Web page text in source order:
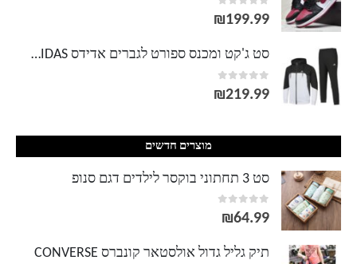
0
out of 5
₪199.99
סט ג'קט ומכנס ספורט לגברים אדידס ADIDAS
0
out of 5
₪219.99
מוצרים חדשים
סט 3 תחתוני בוקסר לילדים דגם סנופ
0
out of 5
₪64.99
תיק גליל גדול אולסטאר קונברס CONVERSE